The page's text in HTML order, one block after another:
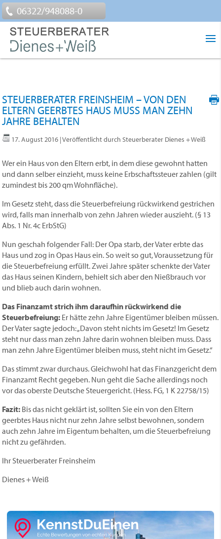
06322/948088-0
STEUERBERATER FREINSHEIM – VON DEN
ELTERN GEERBTES HAUS MUSS MAN ZEHN
JAHRE BEHALTEN
17. August 2016 | Veröffentlicht durch Steuerberater Dienes + Weiß
Wer ein Haus von den Eltern erbt, in dem diese gewohnt hatten
und dann selber einzieht, muss keine Erbschaftssteuer zahlen (gilt
zumindest bis 200 qm Wohnfläche).
Im Gesetz steht, dass die Steuerbefreiung rückwirkend gestrichen
wird, falls man innerhalb von zehn Jahren wieder auszieht. (§ 13
Abs. 1 Nr. 4c ErbStG)
Nun geschah folgender Fall: Der Opa starb, der Vater erbte das
Haus und zog in Opas Haus ein. So weit so gut, Voraussetzung für
die Steuerbefreiung erfüllt. Zwei Jahre später schenkte der Vater
das Haus seinen Kindern, behielt sich aber den Nießbrauch vor
und blieb auch darin wohnen.
Das Finanzamt strich ihm daraufhin rückwirkend die
Steuerbefreiung: Er hätte zehn Jahre Eigentümer bleiben müssen.
Der Vater sagte jedoch: „Davon steht nichts im Gesetz! Im Gesetz
steht nur dass man zehn Jahre darin wohnen bleiben muss. Dass
man zehn Jahre Eigentümer bleiben muss, steht nicht im Gesetz.“
Das stimmt zwar durchaus. Gleichwohl hat das Finanzgericht dem
Finanzamt Recht gegeben. Nun geht die Sache allerdings noch
vor das oberste Deutsche Steuergericht. (Hess. FG, 1 K 22758/15)
Fazit: Bis das nicht geklärt ist, sollten Sie ein von den Eltern
geerbtes Haus nicht nur zehn Jahre selbst bewohnen, sondern
auch zehn Jahre im Eigentum behalten, um die Steuerbefreiung
nicht zu gefährden.
Ihr Steuerberater Freinsheim
Dienes + Weiß